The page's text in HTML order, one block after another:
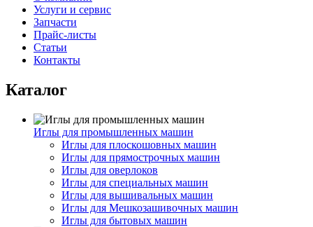
Услуги и сервис
Запчасти
Прайс-листы
Статьи
Контакты
Каталог
Иглы для промышленных машин
Иглы для плоскошовных машин
Иглы для прямострочных машин
Иглы для оверлоков
Иглы для специальных машин
Иглы для вышивальных машин
Иглы для Мешкозашивочных машин
Иглы для бытовых машин